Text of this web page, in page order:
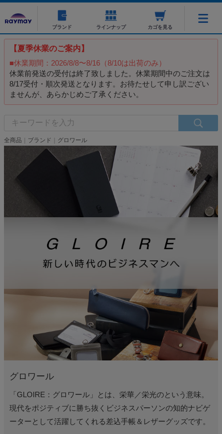
ブランド ラインナップ カゴを見る
【夏季休業のご案内】
■休業期間：2026/8/8〜8/16（8/10は出荷のみ）
休業前発送の受付は終了致しました。休業期間中のご注文は
8/17受付・順次発送となります。お待たせして申し訳ござい
ませんが、あらかじめご了承ください。
全商品 ブランド グロワール
グロワール
「GLOIRE：グロワール」とは、栄華／栄光のという意味。
現代をポジティブに勝ち抜くビジネスパーソンの知的ナビゲ
ーターとして活躍してくれる差込手帳＆レザーグッズです。